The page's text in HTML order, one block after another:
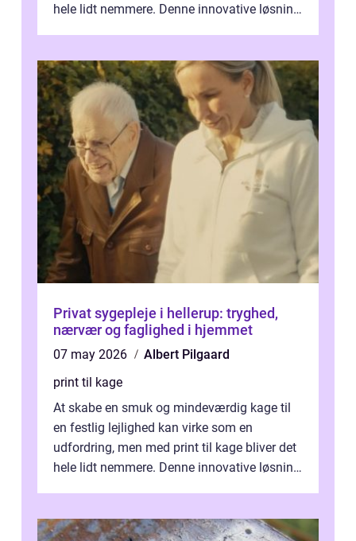
hele lidt nemmere. Denne innovative løsning
Privat sygepleje i hellerup: tryghed,
nærvær og faglighed i hjemmet
07 may 2026
Albert Pilgaard
print til kage
At skabe en smuk og mindeværdig kage til
en festlig lejlighed kan virke som en
udfordring, men med print til kage bliver det
hele lidt nemmere. Denne innovative løsning